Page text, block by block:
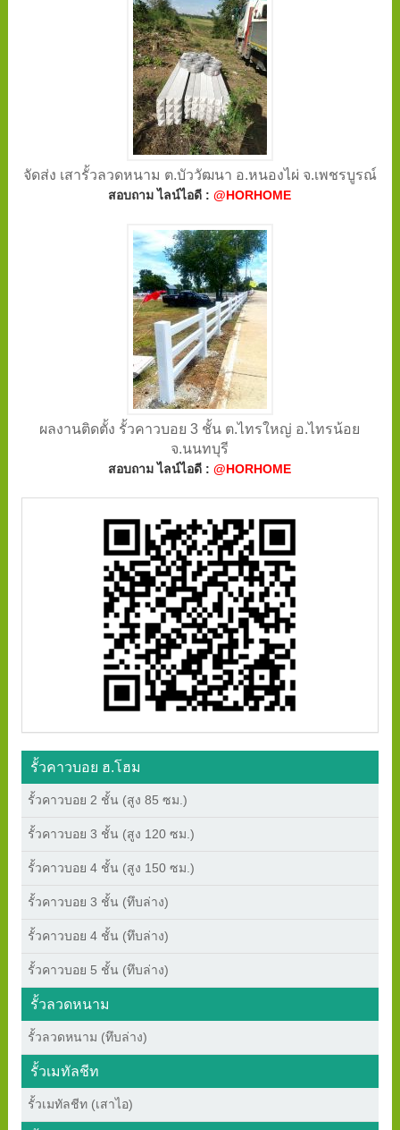
จัดส่ง เสารั้วลวดหนาม ต.บัววัฒนา อ.หนองไผ่ จ.เพชรบูรณ์
สอบถาม ไลน์ไอดี :@HORHOME
ผลงานติดตั้ง รั้วคาวบอย 3 ชั้น ต.ไทรใหญ่ อ.ไทรน้อย
จ.นนทบุรี
สอบถาม ไลน์ไอดี :@HORHOME
รั้วคาวบอย ฮ.โฮม
รั้วคาวบอย 2 ชั้น (สูง 85 ซม.)
รั้วคาวบอย 3 ชั้น (สูง 120 ซม.)
รั้วคาวบอย 4 ชั้น (สูง 150 ซม.)
รั้วคาวบอย 3 ชั้น (ทึบล่าง)
รั้วคาวบอย 4 ชั้น (ทึบล่าง)
รั้วคาวบอย 5 ชั้น (ทึบล่าง)
รั้วลวดหนาม
รั้วลวดหนาม (ทึบล่าง)
รั้วเมทัลชีท
รั้วเมทัลชีท (เสาไอ)